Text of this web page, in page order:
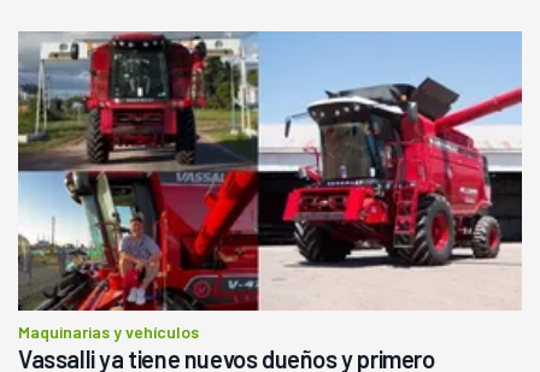
Maquinarias y vehículos
Vassalli ya tiene nuevos dueños y primero